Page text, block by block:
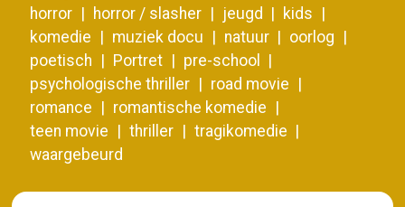
horror
horror / slasher jeugd
kids
komedie
muziek docu natuur
oorlog
poetisch
Portret
pre-school
psychologische thriller
road movie
romance
romantische komedie
teen movie
thriller
tragikomedie
waargebeurd